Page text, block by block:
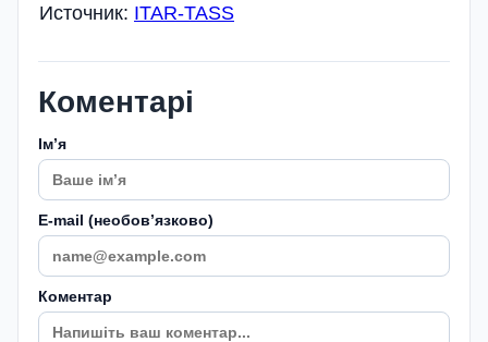
Источник: ITAR-TASS
Коментарі
Імʼя
E-mail (необовʼязково)
Коментар